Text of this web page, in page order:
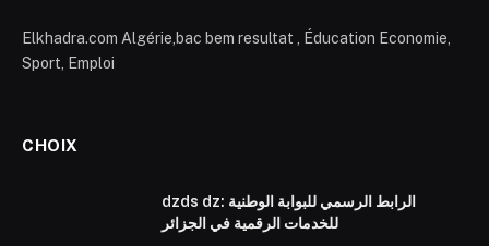
Elkhadra.com Algérie,bac bem resultat , Éducation Economie,
Sport, Emploi
CHOIX
dzds dz: الرابط الرسمي للبوابة الوطنية
للخدمات الرقمية في الجزائر